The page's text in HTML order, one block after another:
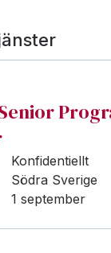
Konfidentiellt
Södra Sverige
1 september